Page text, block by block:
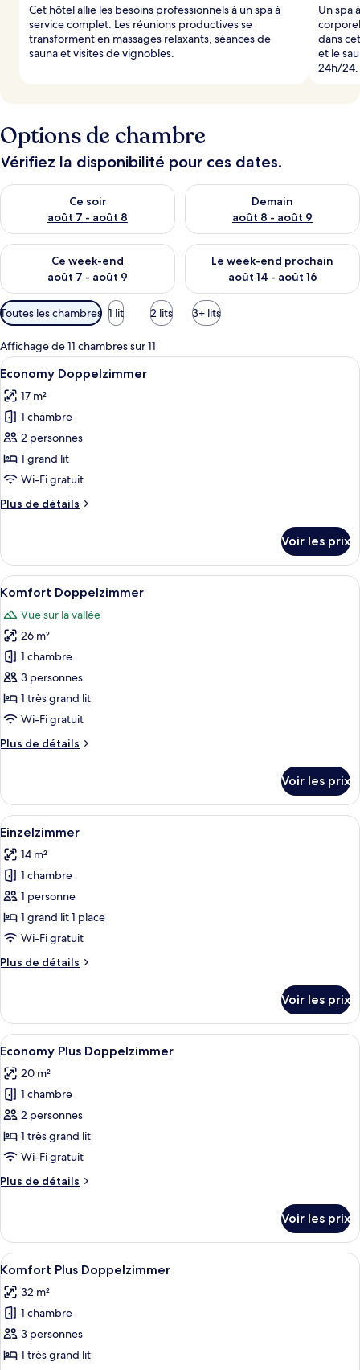
Cet hôtel allie les besoins professionnels à un spa à
service complet. Les réunions productives se
transforment en massages relaxants, séances de
sauna et visites de vignobles.
Un spa
dans
et le
24h/24.
Options de chambre
Vérifiez la disponibilité pour ces dates.
Ce soir
août 7 - août 8
Vérifier la disponibilité pour ce soir août 7 - août 8
Demain
août 8 - août 9
Vérifier la disponibilité pour
Ce week-end
août 7 - août 9
Vérifier la disponibilité pour ce week-end août 7 - août 9
Le week-end prochain
août 14 - août 16
Vérifier la disponibilité pour
Filtres
disponibles
pour
les
chambres
Toutes les chambres 1 lit 2 lits 3+ lits
Affichage de 11 chambres sur 11
Afficher
toutes
les
photos
pour
ce
type
chambre :
Une chambre d’hôtel avec un grand
5
Economy Doppelzimmer
17 m²
1 chambre
2 personnes
1 grand lit
Wi-Fi gratuit
Plus de détails
Plus
le
type
de
Economy
Doppelzimmer
Voir les prix
Afficher
toutes
les
photos
pour
ce
type
de
chambre :
Komfort
Komfort Doppelzimmer | Literie
8
Komfort Doppelzimmer
Vue sur la vallée
26 m²
1 chambre
3 personnes
1 très grand lit
Wi-Fi gratuit
Plus de détails
Plus
le
type
de
Komfort
Doppelzimmer
Voir les prix
Afficher
toutes
les
photos
pour
ce
type
chambre :
Einzelzimmer | Literie
5
Einzelzimmer
14 m²
1 chambre
1 personne
1 grand lit 1 place
Wi-Fi gratuit
Plus de détails
Plus
le
type
de
Einzelzimmer
Voir les prix
Afficher
toutes
les
photos
pour
ce
type
chambre :
Doppelzimmer
Economy Plus Doppelzimmer |
5
Economy Plus Doppelzimmer
20 m²
1 chambre
2 personnes
1 très grand lit
Wi-Fi gratuit
Plus de détails
Plus
le
type
de
Economy
Plus
Voir les prix
Afficher
toutes
les
photos
pour
ce
Komfort Plus Doppelzimmer | Literie
5
Komfort Plus Doppelzimmer
32 m²
1 chambre
3 personnes
1 très grand lit